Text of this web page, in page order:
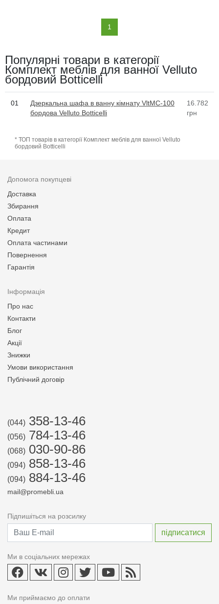
1
Популярні товари в категорії
Комплект меблів для ванної Velluto
бордовий Botticelli
01
Дзеркальна шафа в ванну кімнату VltMC-100
бордова Velluto Botticelli
16.782
грн
* ТОП товарів в категорії Комплект меблів для ванної Velluto
бордовий Botticelli
Допомога покупцеві
Доставка
Збирання
Оплата
Кредит
Оплата частинами
Повернення
Гарантія
Інформація
Про нас
Контакти
Блог
Акції
Знижки
Умови використання
Публічний договір
(044) 358-13-46
(056) 784-13-46
(068) 030-90-86
(094) 858-13-46
(094) 884-13-46
mail@promebli.ua
Підпишіться на розсилку
Ми в соціальних мережах
Ми приймаємо до оплати